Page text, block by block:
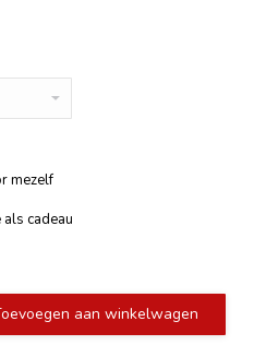
mezelf
cadeau
aan winkelwagen